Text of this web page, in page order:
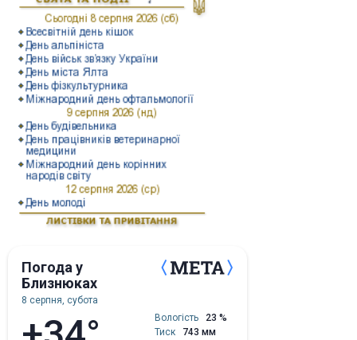
Погода у
Близнюках
8 серпня, субота
Вологість
23 %
Тиск
743 мм